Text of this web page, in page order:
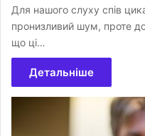
Для нашого слуху спів
пронизливий шум, проте
що ці…
Детальніше